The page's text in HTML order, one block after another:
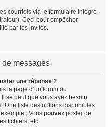
courriels via le formulaire intégré
Ceci pour empêcher
par les invités.
de messages
une réponse ?
la page d’un forum ou
se peut que vous ayez besoin
Une liste des options disponibles
: Vous pouvez poster de
fichiers, etc.